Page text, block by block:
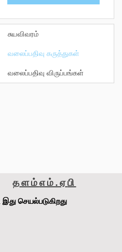
சுயவிவரம்
வலைப்பதிவு கருத்துகள்
வலைப்பதிவு விருப்பங்கள்
தளம்எம்.ஏபி
இது செயல்படுகிறது